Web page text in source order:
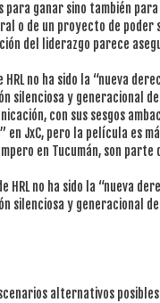
ganar sino también
o de un proyecto de poder
del liderazgo parece
no ha sido la “nueva
silenciosa y generacional de
con sus sesgos
en JxC, pero la película es
en Tucumán, son
no ha sido la “nueva
silenciosa y generacional de
alternativos